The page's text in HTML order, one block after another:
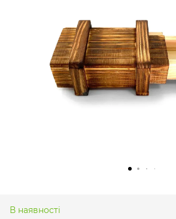
В наявності